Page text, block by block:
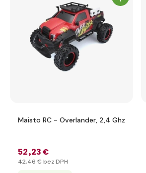
Maisto RC - Overlander, 2,4 Ghz
52,23 €
42,46 € bez DPH